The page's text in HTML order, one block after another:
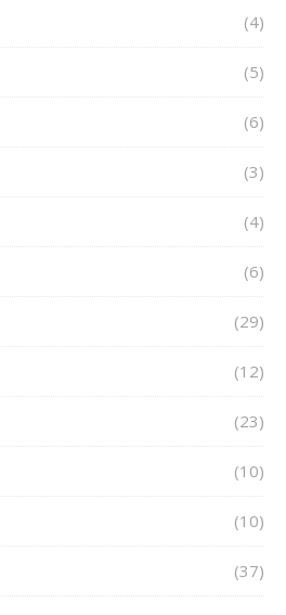
(4)
(5)
(6)
(3)
(4)
(6)
(29)
(12)
(23)
(10)
(10)
(37)